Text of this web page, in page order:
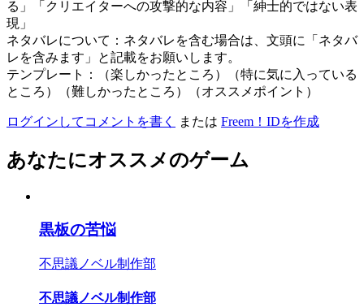
る」「クリエイターへの攻撃的な内容」「紳士的ではない表
現」
ネタバレについて：ネタバレを含む場合は、文頭に「ネタバ
レを含みます」と記載をお願いします。
テンプレート：（楽しかったところ）（特に気に入っている
ところ）（難しかったところ）（オススメポイント）
ログインしてコメントを書く または Freem！IDを作成
あなたにオススメのゲーム
黒板の苦悩
不思議ノベル制作部
不思議ノベル制作部